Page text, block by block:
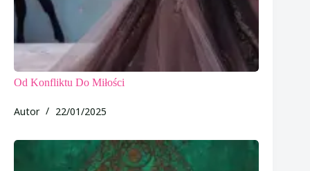
Od Konfliktu Do Miłości
Autor 22/01/2025